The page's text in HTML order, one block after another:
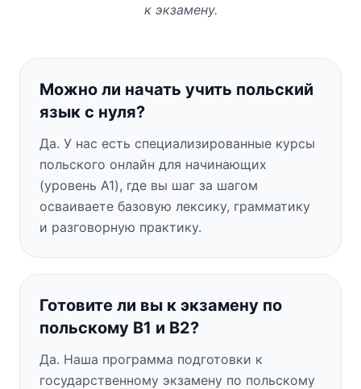
к экзамену.
Можно ли начать учить польский
язык с нуля?
Да. У нас есть специализированные курсы
польского онлайн для начинающих
(уровень A1), где вы шаг за шагом
осваиваете базовую лексику, грамматику
и разговорную практику.
Готовите ли вы к экзамену по
польскому B1 и B2?
Да. Наша программа подготовки к
государственному экзамену по польскому